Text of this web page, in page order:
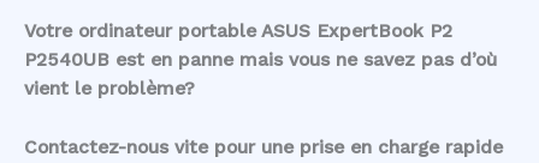
Votre ordinateur portable ASUS ExpertBook P2
P2540UB est en panne mais vous ne savez pas d’où
vient le problème?
Contactez-nous vite pour une prise en charge rapide